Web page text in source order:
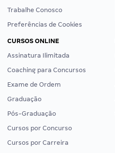
Trabalhe Conosco
Preferências de Cookies
CURSOS ONLINE
Assinatura Ilimitada
Coaching para Concursos
Exame de Ordem
Graduação
Pós-Graduação
Cursos por Concurso
Cursos por Carreira